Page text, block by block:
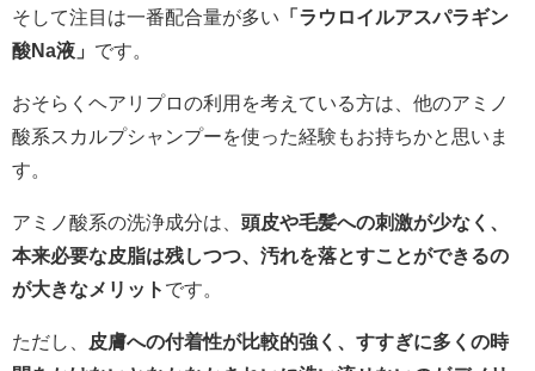
そして注目は一番配合量が多い 「ラウロイルアスパラギン
酸Na液」 です。
おそらくヘアリプロの利用を考えている方は、他のアミノ
酸系スカルプシャンプーを使った経験もお持ちかと思いま
す。
アミノ酸系の洗浄成分は、 頭皮や毛髪への刺激が少なく、
本来必要な皮脂は残しつつ、汚れを落とすことができるの
が大きなメリット です。
ただし、
皮膚への付着性が比較的強く、すすぎに多くの時